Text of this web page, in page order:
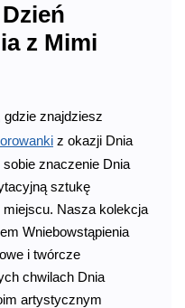
z Mimi
gdzie znajdziesz
z okazji Dnia
znaczenie Dnia
sztukę
Nasza kolekcja
Wniebowstąpienia
i twórcze
chwilach Dnia
artystycznym